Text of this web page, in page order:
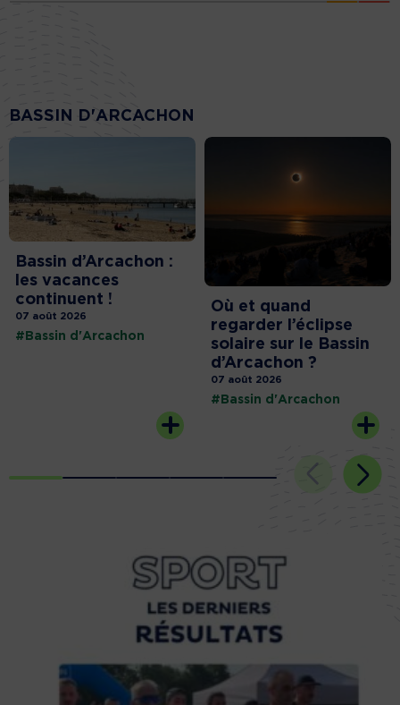
BASSIN D'ARCACHON
Bassin d’Arcachon :
les vacances
continuent !
07 août 2026
#Bassin d'Arcachon
Où et quand
regarder l’éclipse
solaire sur le Bassin
d’Arcachon ?
07 août 2026
#Bassin d'Arcachon